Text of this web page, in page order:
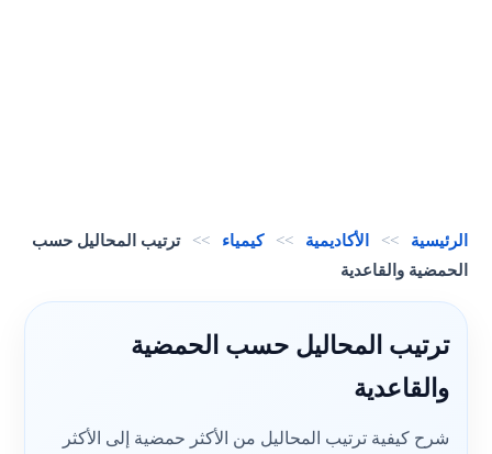
الرئيسية >> الأكاديمية >> كيمياء >>
ترتيب المحاليل حسب
الحمضية والقاعدية
ترتيب المحاليل حسب الحمضية
والقاعدية
شرح كيفية ترتيب المحاليل من الأكثر حمضية إلى الأكثر